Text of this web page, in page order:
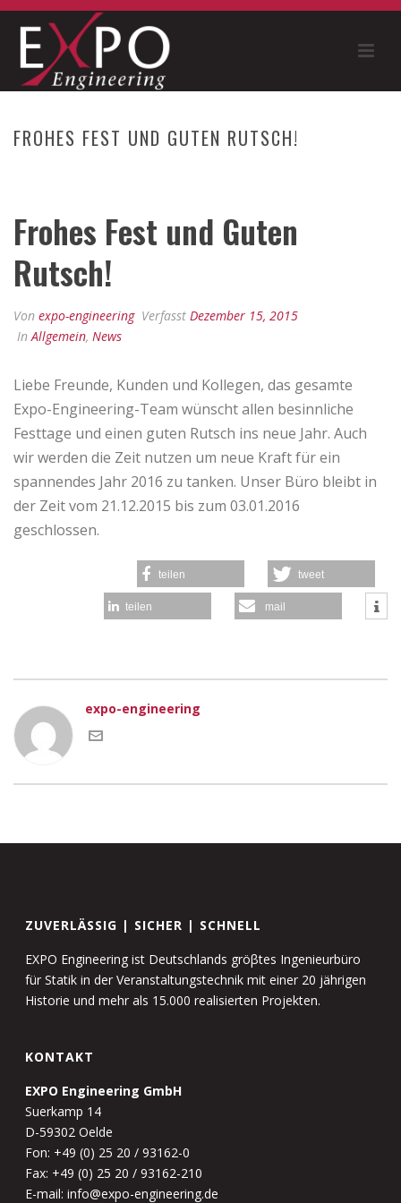
FROHES FEST UND GUTEN RUTSCH!
Frohes Fest und Guten
Rutsch!
Von expo-engineering Verfasst Dezember 15, 2015
InAllgemein, News
Liebe Freunde, Kunden und Kollegen, das gesamte
Expo-Engineering-Team wünscht allen besinnliche
Festtage und einen guten Rutsch ins neue Jahr. Auch
wir werden die Zeit nutzen um neue Kraft für ein
spannendes Jahr 2016 zu tanken. Unser Büro bleibt in
der Zeit vom 21.12.2015 bis zum 03.01.2016
geschlossen.
teilen tweet
teilen mail
expo-engineering
ZUVERLÄSSIG | SICHER | SCHNELL
EXPO Engineering ist Deutschlands gröβtes Ingenieurbüro
für Statik in der Veranstaltungstechnik mit einer 20 jährigen
Historie und mehr als 15.000 realisierten Projekten.
KONTAKT
EXPO Engineering GmbH
Suerkamp 14
D-59302 Oelde
Fon: +49 (0) 25 20 / 93162-0
Fax: +49 (0) 25 20 / 93162-210
E-mail: info@expo-engineering.de